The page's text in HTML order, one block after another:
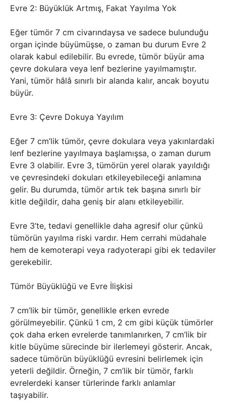
Evre 2: Büyüklük Artmış, Fakat Yayılma Yok
Eğer tümör 7 cm civarındaysa ve sadece bulunduğu
organ içinde büyümüşse, o zaman bu durum Evre 2
olarak kabul edilebilir. Bu evrede, tümör büyür ama
çevre dokulara veya lenf bezlerine yayılmamıştır.
Yani, tümör hâlâ sınırlı bir alanda kalır, ancak boyutu
büyür.
Evre 3: Çevre Dokuya Yayılım
Eğer 7 cm’lik tümör, çevre dokulara veya yakınlardaki
lenf bezlerine yayılmaya başlamışsa, o zaman durum
Evre 3 olabilir. Evre 3, tümörün yerel olarak yayıldığı
ve çevresindeki dokuları etkileyebileceği anlamına
gelir. Bu durumda, tümör artık tek başına sınırlı bir
kitle değildir, daha geniş bir alanı etkileyebilir.
Evre 3’te, tedavi genellikle daha agresif olur çünkü
tümörün yayılma riski vardır. Hem cerrahi müdahale
hem de kemoterapi veya radyoterapi gibi ek tedaviler
gerekebilir.
Tümör Büyüklüğü ve Evre İlişkisi
7 cm’lik bir tümör, genellikle erken evrede
görülmeyebilir. Çünkü 1 cm, 2 cm gibi küçük tümörler
çok daha erken evrelerde tanımlanırken, 7 cm’lik bir
kitle büyüme sürecinde bir ilerlemeyi gösterir. Ancak,
sadece tümörün büyüklüğü evresini belirlemek için
yeterli değildir. Örneğin, 7 cm’lik bir tümör, farklı
evrelerdeki kanser türlerinde farklı anlamlar
taşıyabilir.